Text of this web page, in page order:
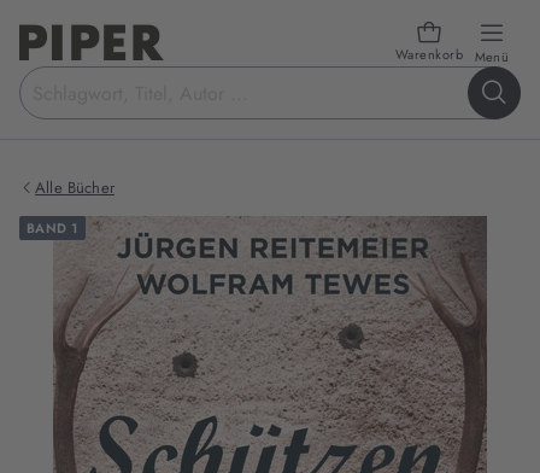
Warenkorb Menü
Suchbegriff
eingeben
Alle Bücher
BAND 1